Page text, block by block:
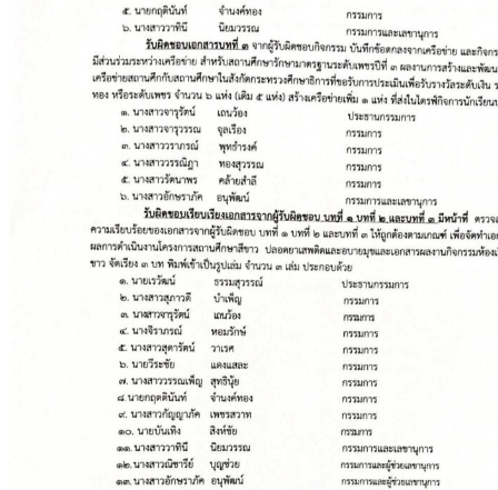
แผนปฏิบัติการ
แผนพัฒนาคุณภาพการศึกษา
ความก้าวหน้าในการดำเนินงาน
คู่มือการปฏิบัติงาน
กลุ่มบริหารงานวิชาการ
กลุ่มบริหารงานบุคคล
กลุ่มบริหารทั่วไป
กลุ่มงานบริหารแผนงานฯ
การจัดซื้อจัดจ้าง
รายการการจัดซื้อจัดจ้าง
รายงานผลการจัดซื้อจัดจ้าง
การบริหารและพัฒนาทรัพยากรบุคคล
แผนการบริหารและพัฒนาทรัพยากรครู
ประมวลจริยธรรม
การขับเคลื่อนจริยธรรม
แนวทางประพฤติปฏิบัติตนของข้าราชการ
ครู